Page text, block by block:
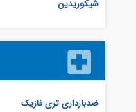
شیکوریدین
ضدبارداری تری فازیک